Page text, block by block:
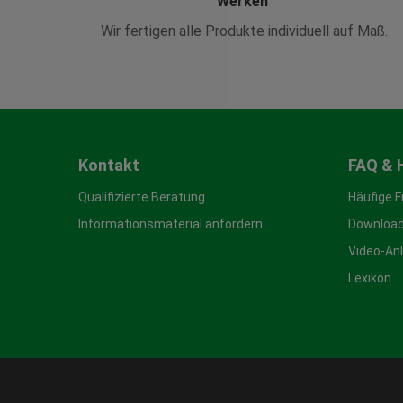
Wir fertigen alle Produkte individuell auf Maß.
Kontakt
Qualifizierte Beratung
Informationsmaterial anfordern
FAQ &
Häufige
Video-
Lexikon